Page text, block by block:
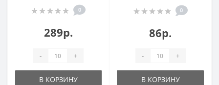
0
289р.
- +
В КОРЗИНУ
0
86р.
- +
В КОРЗИНУ